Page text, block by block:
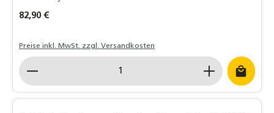
Regulärer Preis:
82,90 €
Preise inkl. MwSt. zzgl. Versandkosten
Produkt Anzahl: Gib den gewünschten Wert